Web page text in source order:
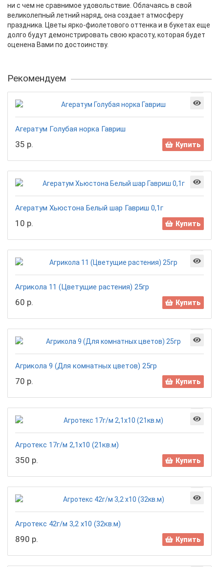
ни с чем не сравнимое удовольствие. Облачаясь в свой
великолепный летний наряд, она создает атмосферу
праздника. Цветы ярко-фиолетового оттенка и в букетах еще
долго будут демонстрировать свою красоту, которая будет
оценена Вами по достоинству.
Рекомендуем
Агератум Голубая норка Гавриш
35 р. Купить
Агератум Хьюстона Белый шар Гавриш 0,1г
10 р. Купить
Агрикола 11 (Цветущие растения) 25гр
60 р. Купить
Агрикола 9 (Для комнатных цветов) 25гр
70 р. Купить
Агротекс 17г/м 2,1х10 (21кв.м)
350 р. Купить
Агротекс 42г/м 3,2 х10 (32кв.м)
890 р. Купить